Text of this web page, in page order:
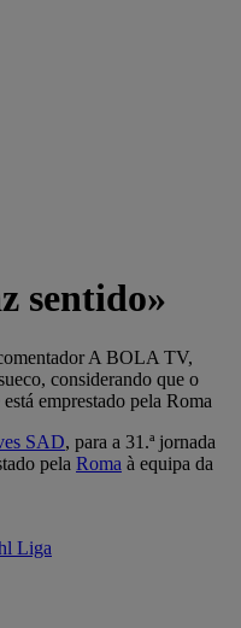
sentido»
A BOLA TV,
considerando que o
emprestado pela Roma
SAD, para a 31.ª jornada
pela Roma à equipa da
Liga